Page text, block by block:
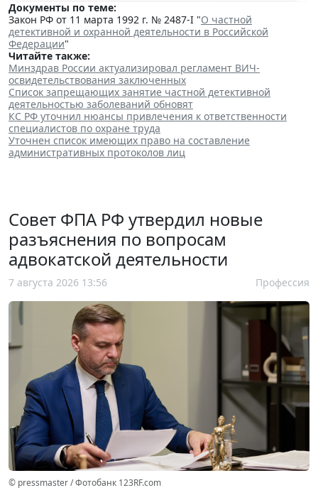
Документы по теме:
Закон РФ от 11 марта 1992 г. № 2487-I "О частной
детективной и охранной деятельности в Российской
Федерации"
Читайте также:
Минздрав России актуализировал регламент ВИЧ-
освидетельствования заключенных
Список запрещающих занятие частной детективной
деятельностью заболеваний обновят
КС РФ уточнил нюансы привлечения к ответственности
специалистов по охране труда
Уточнен список имеющих право на составление
административных протоколов лиц
Совет ФПА РФ утвердил новые
разъяснения по вопросам
адвокатской деятельности
7 августа 2026 13:56 Профессия
© pressmaster / Фотобанк 123RF.com